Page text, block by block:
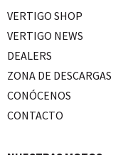
VERTIGO SHOP
VERTIGO NEWS
DEALERS
ZONA DE DESCARGAS
CONÓCENOS
CONTACTO